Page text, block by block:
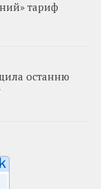
тариф
останню